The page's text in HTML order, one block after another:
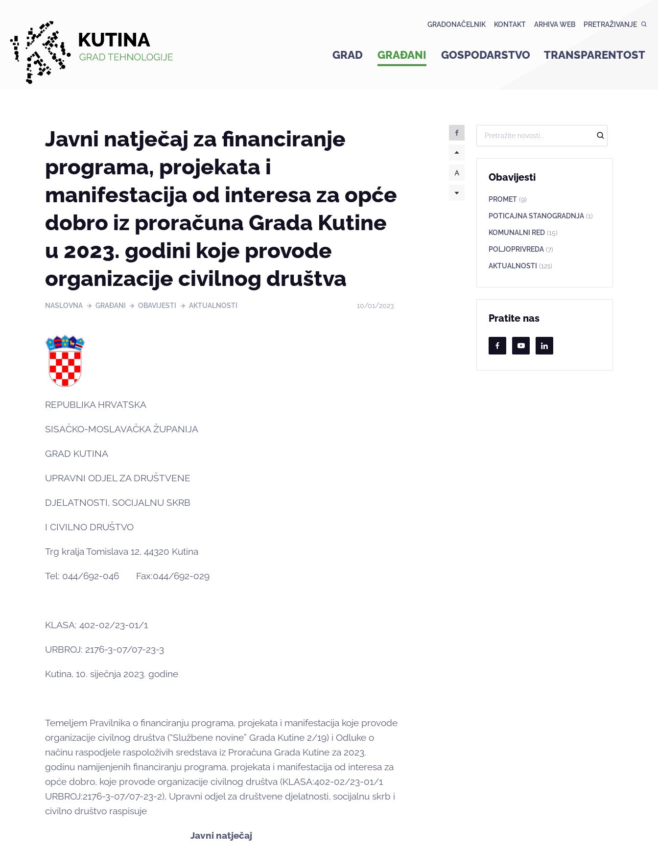
Kutina
GRADONAČELNIK KONTAKT ARHIVA WEB PRETRAŽIVANJE
GRAD GRAĐANI GOSPODARSTVO TRANSPARENTOST
Javni natječaj za financiranje
programa, projekata i
manifestacija od interesa za opće
dobro iz proračuna Grada Kutine
u 2023. godini koje provode
organizacije civilnog društva
NASLOVNA GRAĐANI OBAVIJESTI AKTUALNOSTI 10/01/2023
REPUBLIKA HRVATSKA
SISAČKO-MOSLAVAČKA ŽUPANIJA
GRAD KUTINA
UPRAVNI ODJEL ZA DRUŠTVENE
DJELATNOSTI, SOCIJALNU SKRB
I CIVILNO DRUŠTVO
Trg kralja Tomislava 12, 44320 Kutina
Tel: 044/692-046 Fax:044/692-029
KLASA: 402-02/23-01/1
URBROJ: 2176-3-07/07-23-3
Kutina, 10. siječnja 2023. godine
Temeljem Pravilnika o financiranju programa, projekata i manifestacija koje provode
organizacije civilnog društva (“Službene novine” Grada Kutine 2/19) i Odluke o
načinu raspodjele raspoloživih sredstava iz Proračuna Grada Kutine za 2023.
godinu namijenjenih financiranju programa, projekata i manifestacija od interesa za
opće dobro, koje provode organizacije civilnog društva (KLASA:402-02/23-01/1
URBROJ:2176-3-07/07-23-2), Upravni odjel za društvene djelatnosti, socijalnu skrb i
civilno društvo raspisuje
Javni natječaj
Obavijesti
PROMET (9)
POTICAJNA STANOGRADNJA (1)
KOMUNALNI RED (15)
POLJOPRIVREDA (7)
AKTUALNOSTI (121)
Pratite nas